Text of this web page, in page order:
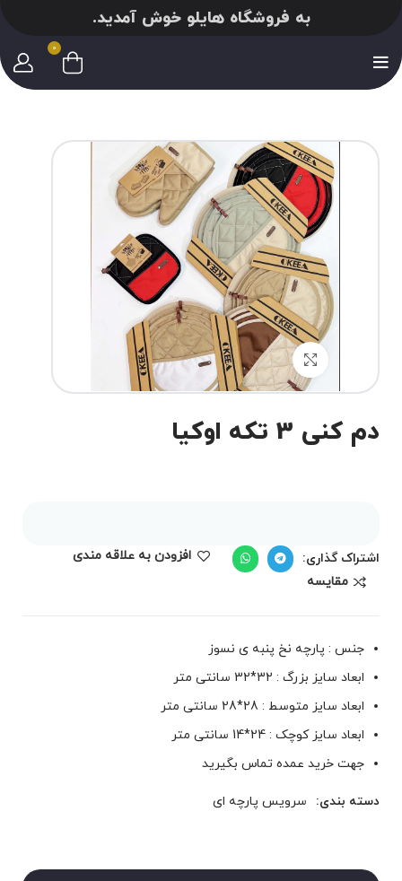
به فروشگاه هایلو خوش آمدید.
0
برای بزرگنمایی کلیک کنید
دم کنی 3 تکه اوکیا
اشتراک گذاری:
افزودن به علاقه مندی
مقايسه
جنس : پارچه نخ پنبه ی نسوز
ابعاد سایز بزرگ : 32*32 سانتی متر
ابعاد سایز متوسط : 28*28 سانتی متر
ابعاد سایز کوچک : 24*14 سانتی متر
جهت خرید عمده تماس بگیرید
دسته بندی: سرویس پارچه ای